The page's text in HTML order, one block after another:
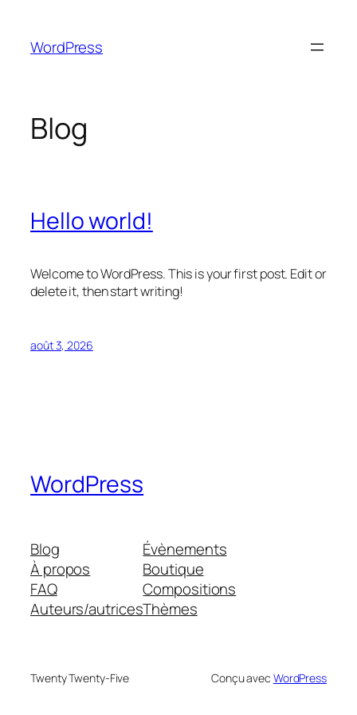
contenu
WordPress
Blog
Hello world!
Welcome to WordPress. This is your first post. Edit or
delete it, then start writing!
août 3, 2026
WordPress
Blog
À propos
FAQ
Auteurs/autrices
Évènements
Boutique
Compositions
Thèmes
Twenty Twenty-Five Conçu avec WordPress